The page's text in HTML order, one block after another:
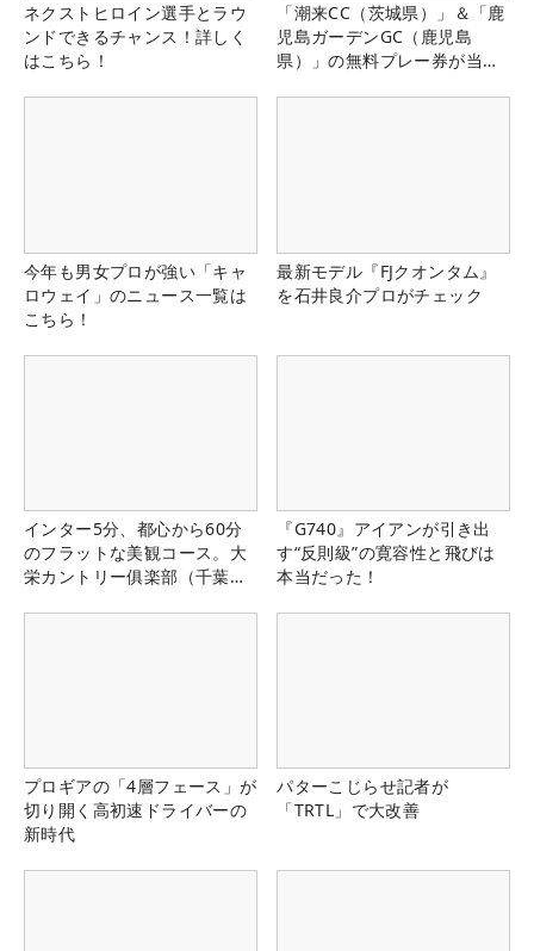
ネクストヒロイン選手とラウ
ンドできるチャンス！詳しく
はこちら！
「潮来CC（茨城県）」＆「鹿
児島ガーデンGC（鹿児島
県）」の無料プレー券が当た
今年も男女プロが強い「キャ
ロウェイ」のニュース一覧は
こちら！
最新モデル『FJクオンタム』
を石井良介プロがチェック
インター5分、都心から60分
のフラットな美観コース。大
栄カントリー俱楽部（千葉
『G740』アイアンが引き出
す“反則級”の寛容性と飛びは
本当だった！
プロギアの「4層フェース」が
切り開く高初速ドライバーの
新時代
パターこじらせ記者が
「TRTL」で大改善